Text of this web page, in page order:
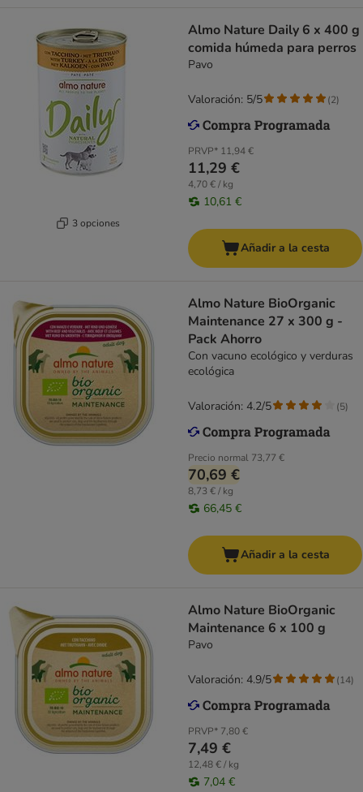
3 opciones
Almo Nature Daily 6 x 400 g
comida húmeda para perros
Pavo
PRVP* 11,94 €
11,29 €
4,70 € / kg
10,61 €
Valoración: 5/5 (2)
Añadir a la cesta
Almo Nature BioOrganic
Maintenance 27 x 300 g -
Pack Ahorro
Con vacuno ecológico y verduras
ecológica
Precio normal 73,77 €
70,69 €
8,73 € / kg
66,45 €
Valoración: 4.2/5 (5)
Añadir a la cesta
Almo Nature BioOrganic
Maintenance 6 x 100 g
Pavo
PRVP* 7,80 €
7,49 €
12,48 € / kg
7,04 €
Valoración: 4.9/5 (14)